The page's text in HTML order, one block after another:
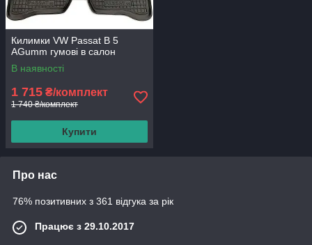
Килимки VW Passat B 5
AGumm гумові в салон
В наявності
1 715 ₴/комплект
1 740 ₴/комплект
Купити
Про нас
76% позитивних з 361 відгука за рік
Працює з 29.10.2017